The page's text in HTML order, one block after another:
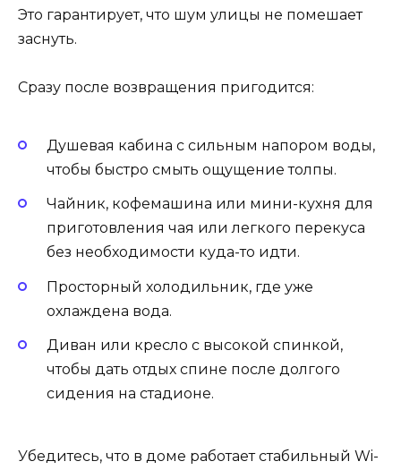
Это гарантирует, что шум улицы не помешает
заснуть.
Сразу после возвращения пригодится:
Душевая кабина с сильным напором воды,
чтобы быстро смыть ощущение толпы.
Чайник, кофемашина или мини-кухня для
приготовления чая или легкого перекуса
без необходимости куда-то идти.
Просторный холодильник, где уже
охлаждена вода.
Диван или кресло с высокой спинкой,
чтобы дать отдых спине после долгого
сидения на стадионе.
Убедитесь, что в доме работает стабильный Wi-